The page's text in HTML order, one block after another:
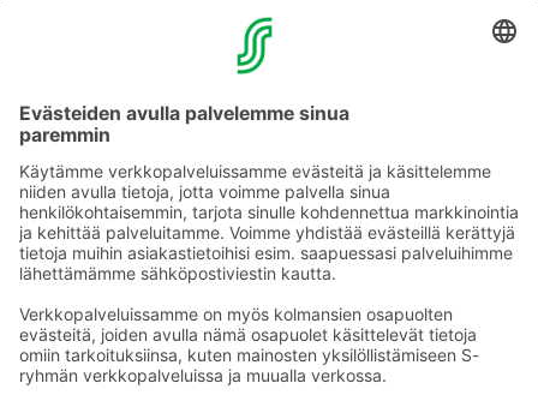
Sähköpostiosoitteet S-ryhmässä ovat muotoa
etunimi.sukunimi@sok.fi
Seuraa meitä: